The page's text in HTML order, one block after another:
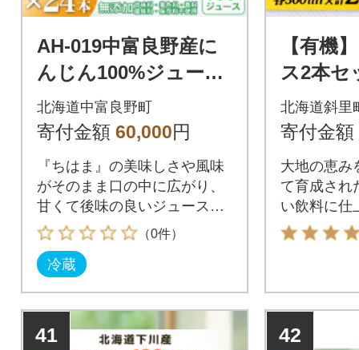
AH-019中富良野産に
んじん100%ジュース
『ちはま冬しぼり』2
4本セット(メロン農家
北海道中富良野町
寄付金額 60,000円
『ちはま』の美味しさや風味
がそのまま口の中に広がり、
甘くて後味の良いジュースで
す。
（0件）
冷蔵
【有機
ス2本セ
希釈用
0ml×各1
北海道斜里
寄付金額
大地の恵み
て育成され
い飲料に仕
41 42